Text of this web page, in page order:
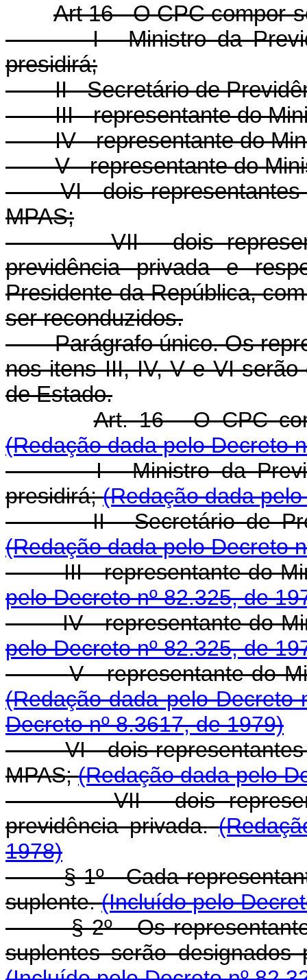
Art 16 - O CPC
I - Ministro da
presidirá;
II - Secretário de
III - representante do
IV - representante do
V - representante do
VI - dois representantes
MPAS;
VII - dois
previdência privada e
Presidente da República,
ser reconduzidos.
Parágrafo único. Os
nos itens III, IV, V e VI
de Estado.
Art. 16 - O CPC
(Redação dada pelo Decreto
I - Ministro da
presidirá; (Redação dada
II - Secretário de
(Redação dada pelo Decreto
III - representante do
pelo Decreto nº 82.325, de
IV - representante do
pelo Decreto nº 82.325, de
V - representante do
(Redação dada pelo Decreto
Decreto nº 8.3617, de 1979)
VI - dois representantes
MPAS; (Redação dada pelo
VII - dois
previdência privada.
1978)
§ 1º - Cada representante
suplente. (Incluído pelo
§ 2º - Os representantes
suplentes serão